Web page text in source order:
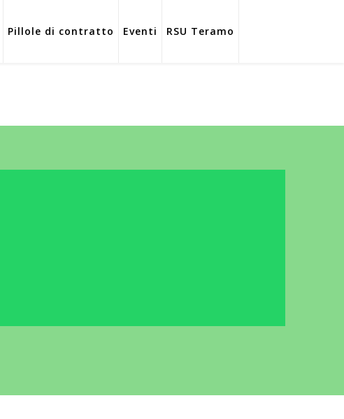
Pillole di contratto Eventi RSU Teramo